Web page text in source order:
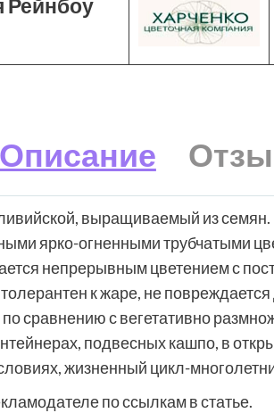
Рейнбоу
Описание
выращиваемый из
ярко-огненными трубчатыми
непрерывным цветением с
к жаре, не
по сравнению с вегетативно
подвесных кашпо, в
жизненный цикл-
по ссылкам в статье.